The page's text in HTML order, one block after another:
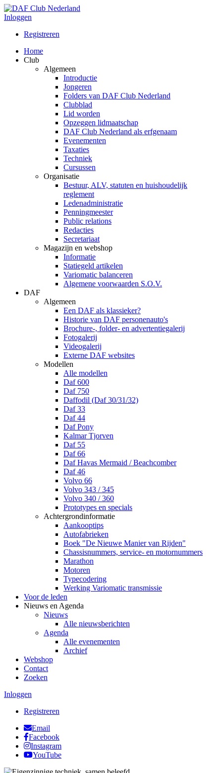
Inloggen
Registreren
Home
Club
Algemeen
Introductie
Jongeren
Folders van DAF Club Nederland
Clubblad
Lid worden
Opzeggen lidmaatschap
DAF Club Nederland als erfgenaam
Evenementen
Taxaties
Techniek
Cursussen
Organisatie
Bestuur, ALV, statuten en huishoudelijk
reglement
Ledenadministratie
Penningmeester
Public relations
Redacties
Secretariaat
Magazijn en webshop
Informatie
Statiegeld artikelen
Variomatic balanceren
Algemene voorwaarden S.O.V.
DAF
Algemeen
Een DAF als klassieker?
Historie van DAF personenauto's
Brochure-, folder- en advertentiegalerij
Fotogalerij
Videogalerij
Externe DAF websites
Modellen
Alle modellen
Daf 600
Daf 750
Daffodil (Daf 30/31/32)
Daf 33
Daf 44
Daf Pony
Kalmar Tjorven
Daf 55
Daf 66
Daf Havas Mermaid / Beachcomber
Daf 46
Volvo 66
Volvo 343 / 345
Volvo 340 / 360
Prototypes en specials
Achtergrondinformatie
Aankooptips
Autofabrieken
Boek "De Nieuwe Manier van Rijden"
Chassisnummers, service- en motornummers
Marathon
Motoren
Typecodering
Werking Variomatic transmissie
Voor de leden
Nieuws en Agenda
Nieuws
Alle nieuwsberichten
Agenda
Alle evenementen
Archief
Webshop
Contact
Zoeken
Inloggen
Registreren
Email
Facebook
Instagram
YouTube